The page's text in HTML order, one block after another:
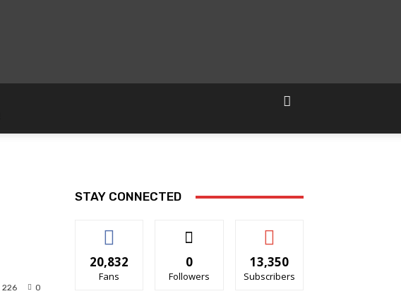
0
226
STAY CONNECTED
20,832
Fans
0
Followers
13,350
Subscribers